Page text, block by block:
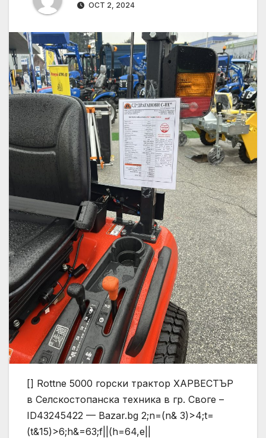
OCT 2, 2024
[] Rottne 5000 горски трактор ХАРВЕСТЪР
в Селскостопанска техника в гр. Своге –
ID43245422 — Bazar.bg 2;n=(n& 3)>4;t=
(t&15)>6;h&=63;f||(h=64,e||